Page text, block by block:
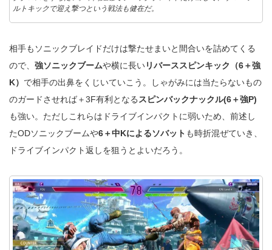
ルトキックで迎え撃つという戦法も健在だ。
相手もソニックブレイドだけは撃たせまいと間合いを詰めてくる
ので、 強ソニックブームや横に長いリバーススピンキック（6＋強
K） で相手の出鼻をくじいていこう。しゃがみには当たらないもの
のガードさせれば＋3F有利となる スピンバックナックル(6＋強P)
も強い。ただしこれらはドライブインパクトに弱いため、前述し
たODソニックブームや6＋中Kによるソバット も時折混ぜていき、
ドライブインパクト返しを狙うとよいだろう。